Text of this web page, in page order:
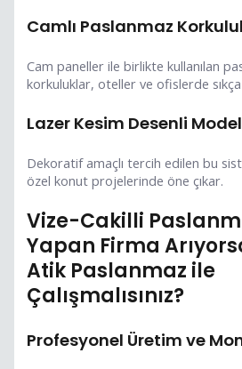
Camlı Paslanmaz
Cam paneller ile birlikte kullanılan
korkuluklar, oteller ve ofislerde
Lazer Kesim Desenli
Dekoratif amaçlı tercih edilen bu
özel konut projelerinde öne çıkar.
Vize-Cakilli
Yapan Firma
Atik Paslanmaz ile
Çalışmalısınız?
Profesyonel Üretim ve